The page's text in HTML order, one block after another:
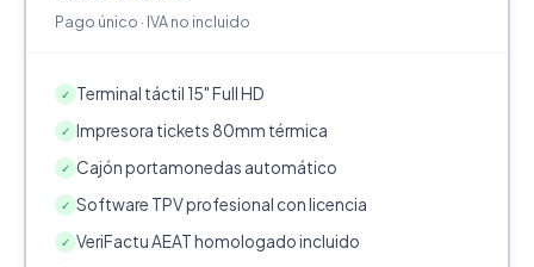
Pago único · IVA no incluido
✓ Terminal táctil 15" Full HD
✓ Impresora tickets 80mm térmica
✓ Cajón portamonedas automático
✓ Software TPV profesional con licencia
✓ VeriFactu AEAT homologado incluido